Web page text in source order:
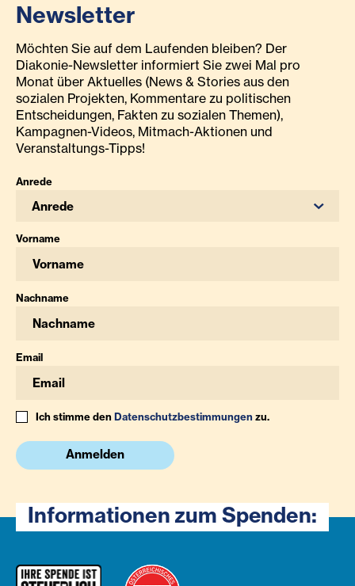
Newsletter
Möchten Sie auf dem Laufenden bleiben? Der
Diakonie-Newsletter informiert Sie zwei Mal pro
Monat über Aktuelles (News & Stories aus den
sozialen Projekten, Kommentare zu politischen
Entscheidungen, Fakten zu sozialen Themen),
Kampagnen-Videos, Mitmach-Aktionen und
Veranstaltungs-Tipps!
Anrede
Anrede
Vorname
Nachname
Email
Ich stimme denDatenschutzbestimmungenzu.
Anmelden
Informationen zum Spenden: